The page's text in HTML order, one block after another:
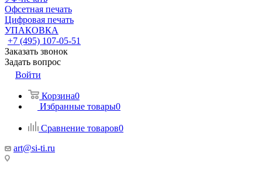
Офсетная печать
Цифровая печать
УПАКОВКА
+7 (495) 107-05-51
Заказать звонок
Задать вопрос
Войти
Корзина0
Избранные товары0
Сравнение товаров0
art@si-ti.ru